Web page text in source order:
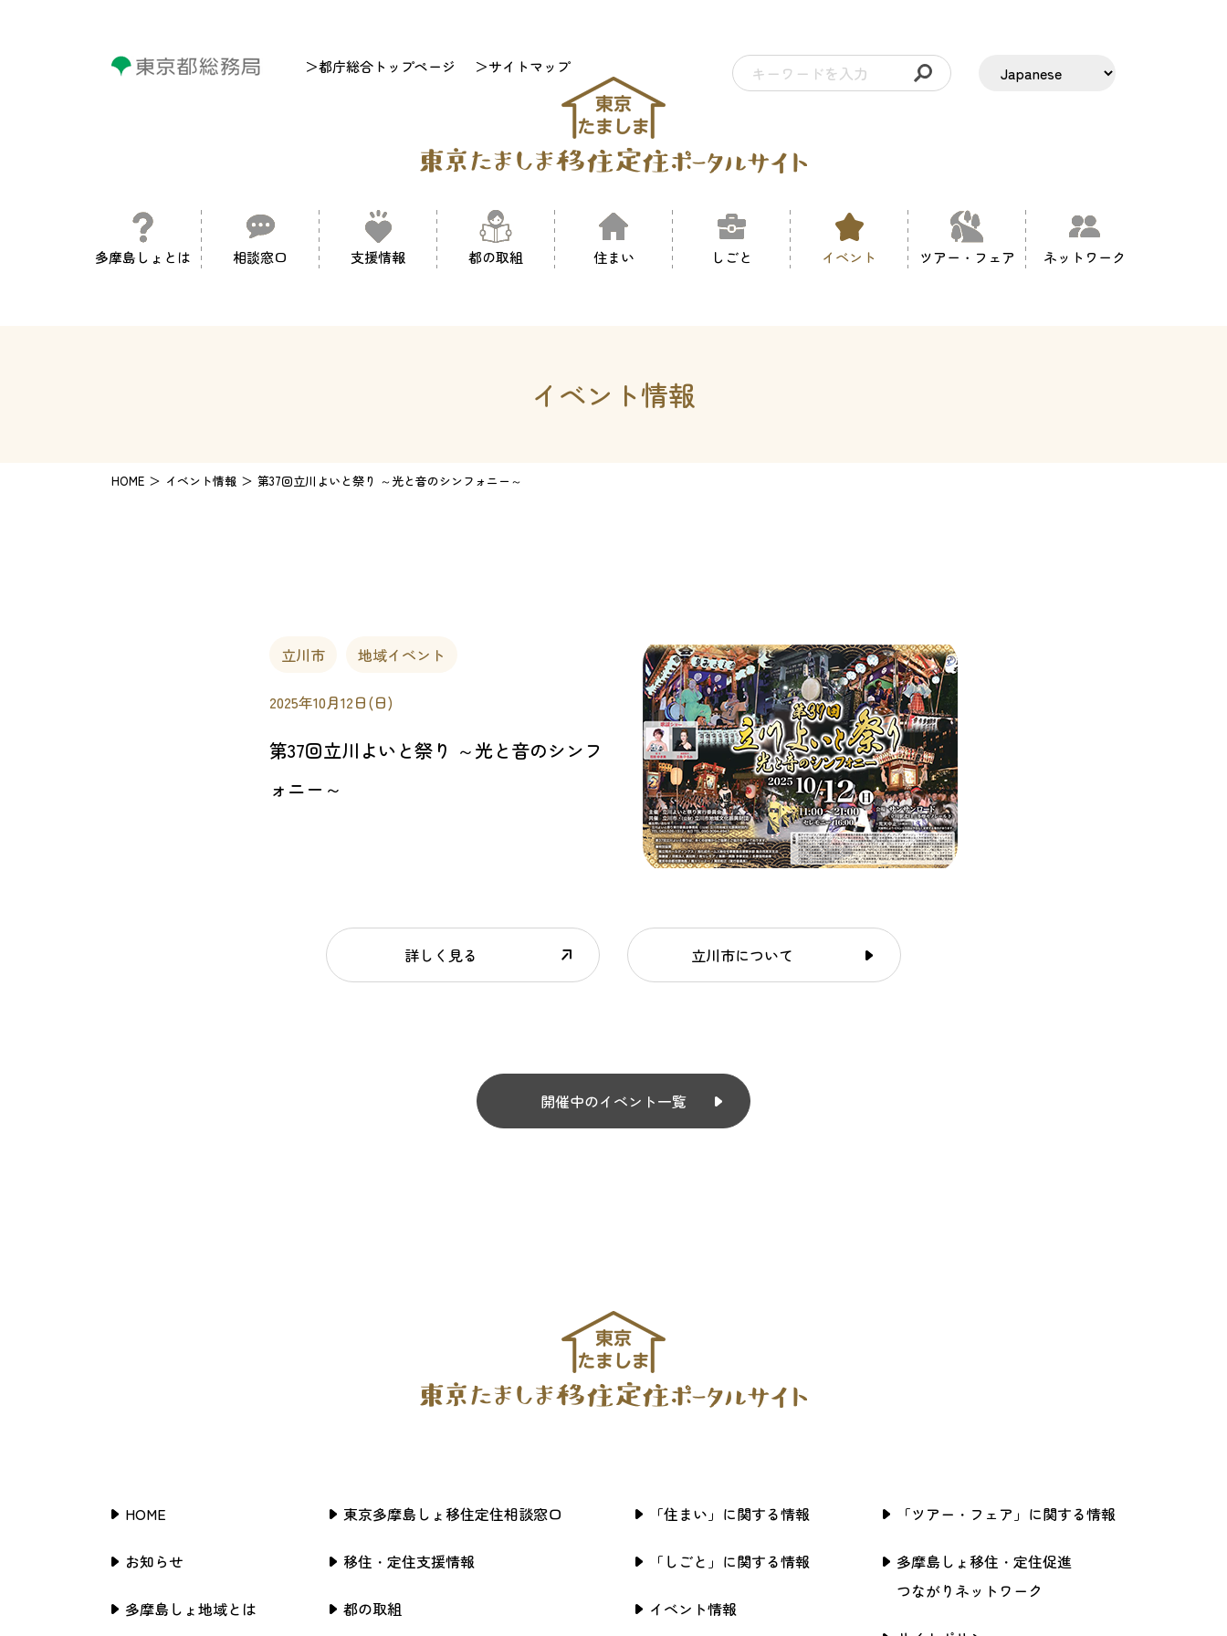
＞都庁総合トップページ ＞サイトマップ
多摩島しょとは 相談窓口 支援情報 都の取組 住まい しごと イベント ツアー・フェア ネットワーク
イベント情報
HOME イベント情報 第37回立川よいと祭り ～光と音のシンフォニー～
立川市 地域イベント
2025年10月12日(日)
第37回立川よいと祭り ～光と音のシンフ
ォニー～
詳しく見る 立川市について
開催中のイベント一覧
HOME
お知らせ
多摩島しょ地域とは
東京多摩島しょ移住定住相談窓口
移住・定住支援情報
都の取組
「住まい」に関する情報
「しごと」に関する情報
イベント情報
「ツアー・フェア」に関する情報
多摩島しょ移住・定住促進
つながりネットワーク